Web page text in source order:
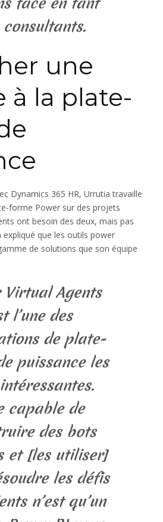
consultants.
une
à la plate-
Dynamics 365 HR, Urrutia travaille
forme Power sur des projets
ont besoin des deux, mais pas
que les outils power
de solutions que son équipe
Virtual Agents
l’une des
de plate-
puissance les
capable de
des bots
et [les utiliser]
les défis
n’est qu’un